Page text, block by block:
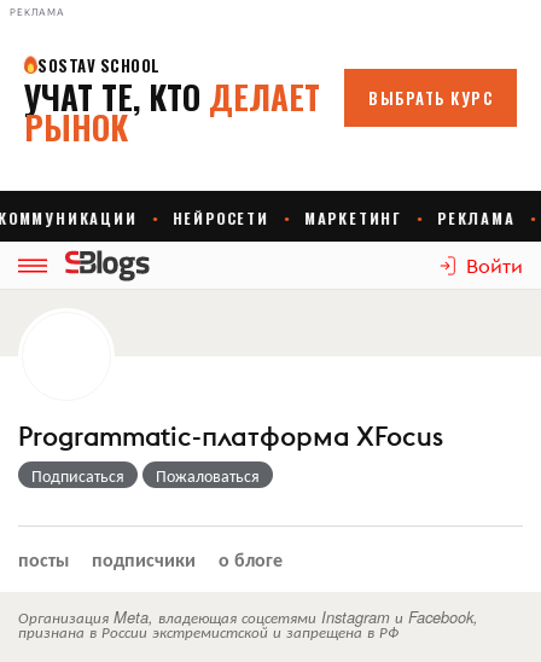
РЕКЛАМА
Войти
Programmatic-платформа XFocus
Подписаться Пожаловаться
посты подписчики о блоге
Организация Meta, владеющая соцсетями Instagram и Facebook,
признана в России экстремистской и запрещена в РФ